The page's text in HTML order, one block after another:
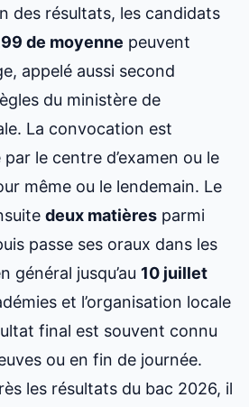
des résultats, les candidats
de moyenne peuvent
appelé aussi second
du ministère de
La convocation est
le centre d’examen ou le
même ou le lendemain. Le
deux matières parmi
passe ses oraux dans les
général jusqu’au 10 juillet
et l’organisation locale
final est souvent connu
ou en fin de journée.
les résultats du bac 2026, il